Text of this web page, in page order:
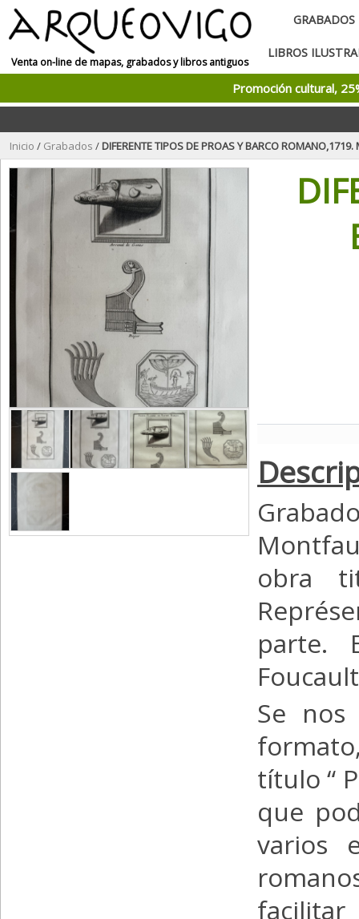
Venta on-line de mapas, grabados y libros antiguos
GRABADOS
LIBROS
Promoción cultural,
Inicio / Grabados /DIFERENTE TIPOS DE PROAS Y BARCO ROMANO,1719.
obra
parte.
Se
título “
que
varios
facilitar